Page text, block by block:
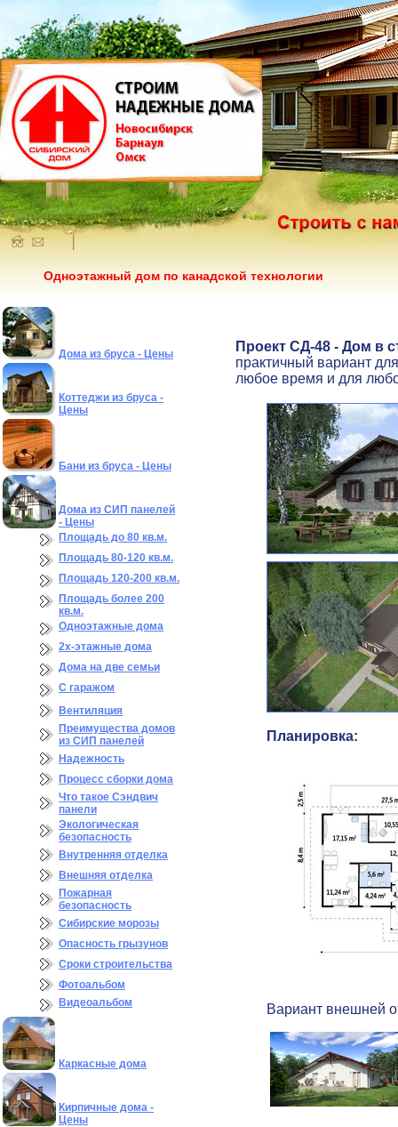
Одноэтажный дом по канадской технологии
Дома из бруса - Цены
Коттеджи из бруса -
Цены
Бани из бруса - Цены
Дома из СИП панелей
- Цены
Площадь до 80 кв.м.
Площадь 80-120 кв.м.
Площадь 120-200 кв.м.
Площадь более 200
кв.м.
Одноэтажные дома
2х-этажные дома
Дома на две семьи
С гаражом
Вентиляция
Преимущества домов
из СИП панелей
Надежность
Процесс сборки дома
Что такое Сэндвич
панели
Экологическая
безопасность
Внутренняя отделка
Внешняя отделка
Пожарная
безопасность
Сибирские морозы
Опасность грызунов
Сроки строительства
Фотоальбом
Видеоальбом
Каркасные дома
Кирпичные дома -
Цены
Проект СД-48 - Дом в
практичный вариант
любое время и для
Планировка:
Вариант внешней